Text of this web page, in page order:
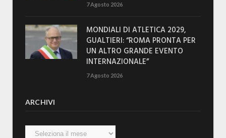
7 Agosto 2026
MONDIALI DI ATLETICA 2029,
GUALTIERI: “ROMA PRONTA PER
UN ALTRO GRANDE EVENTO
INTERNAZIONALE”
7 Agosto 2026
ARCHIVI
Archivi